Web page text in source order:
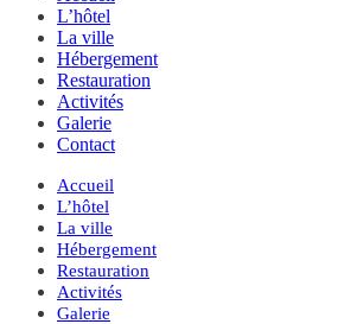
L’hôtel
La ville
Hébergement
Restauration
Activités
Galerie
Contact
Accueil
L’hôtel
La ville
Hébergement
Restauration
Activités
Galerie